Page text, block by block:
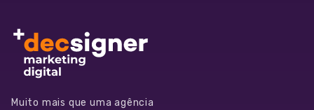
Muito mais que uma agência